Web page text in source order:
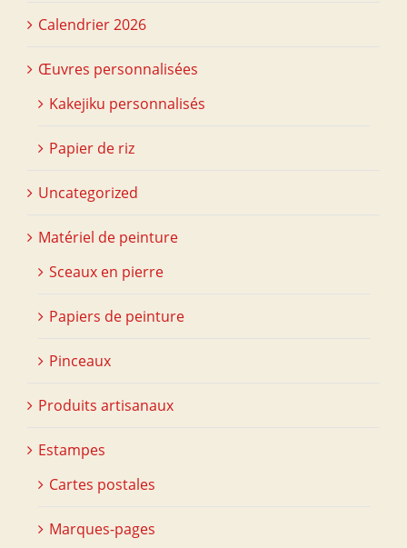
Calendrier 2026
Œuvres personnalisées
Kakejiku personnalisés
Papier de riz
Uncategorized
Matériel de peinture
Sceaux en pierre
Papiers de peinture
Pinceaux
Produits artisanaux
Estampes
Cartes postales
Marques-pages